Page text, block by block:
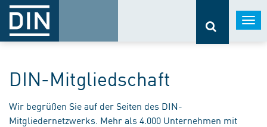
DIN-Mitgliedschaft
Wir begrüßen Sie auf der Seiten des DIN-
Mitgliedernetzwerks. Mehr als 4.000 Unternehmen mit